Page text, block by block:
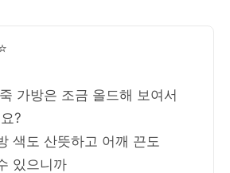
가방은 조금 올드해 보여서
?
색도 산뜻하고 어깨 끈도
있으니까